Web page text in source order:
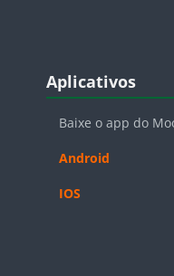
Blocos
Aplicativos
Baixe o app do
Android
IOS